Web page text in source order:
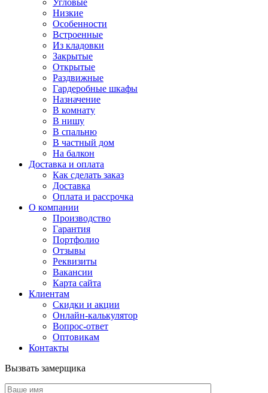
Угловые
Низкие
Особенности
Встроенные
Из кладовки
Закрытые
Открытые
Раздвижные
Гардеробные шкафы
Назначение
В комнату
В нишу
В спальню
В частный дом
На балкон
Доставка и оплата
Как сделать заказ
Доставка
Оплата и рассрочка
О компании
Производство
Гарантия
Портфолио
Отзывы
Реквизиты
Вакансии
Карта сайта
Клиентам
Скидки и акции
Онлайн-калькулятор
Вопрос-ответ
Оптовикам
Контакты
Вызвать замерщика